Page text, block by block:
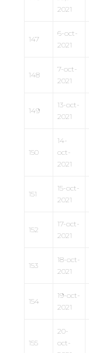
2021
147
6-oct-
2021
148
7-oct-
2021
149
13-oct-
2021
150
14-
oct-
2021
151
15-oct-
2021
152
17-oct-
2021
153
18-oct-
2021
154
19-oct-
2021
155
20-
oct-